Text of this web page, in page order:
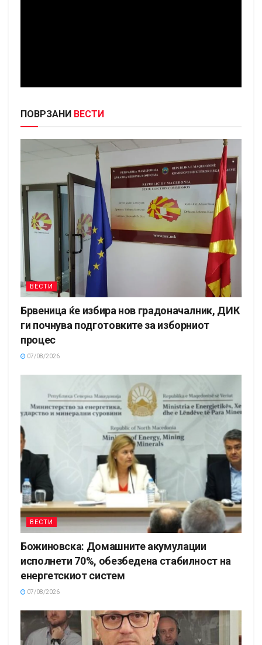
ПОВРЗАНИ ВЕСТИ
ВЕСТИ
Брвеница ќе избира нов градоначалник, ДИК
ги почнува подготовките за изборниот
процес
07/08/2026
ВЕСТИ
Божиновска: Домашните акумулации
исполнети 70%, обезбедена стабилност на
енергетскиот систем
07/08/2026